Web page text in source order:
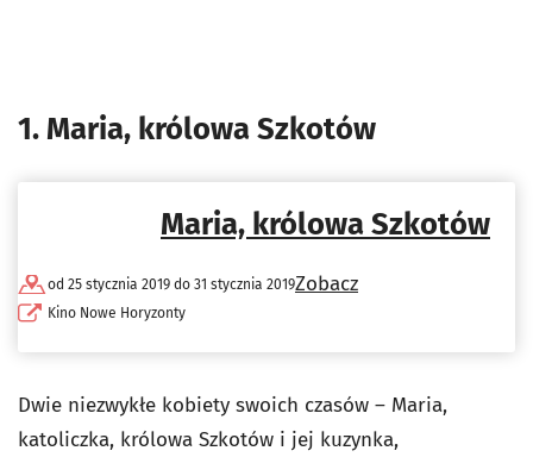
1. Maria, królowa Szkotów
Maria, królowa Szkotów
od 25 stycznia 2019 do 31 stycznia 2019
Kino Nowe Horyzonty
Zobacz
Dwie niezwykłe kobiety swoich czasów – Maria,
katoliczka, królowa Szkotów i jej kuzynka,